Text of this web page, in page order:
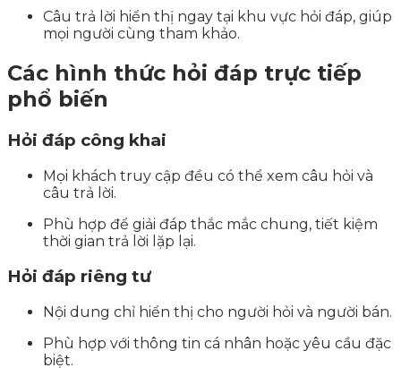
Câu trả lời hiển thị ngay tại khu vực hỏi đáp, giúp
mọi người cùng tham khảo.
Các hình thức hỏi đáp trực tiếp
phổ biến
Hỏi đáp công khai
Mọi khách truy cập đều có thể xem câu hỏi và
câu trả lời.
Phù hợp để giải đáp thắc mắc chung, tiết kiệm
thời gian trả lời lặp lại.
Hỏi đáp riêng tư
Nội dung chỉ hiển thị cho người hỏi và người bán.
Phù hợp với thông tin cá nhân hoặc yêu cầu đặc
biệt.